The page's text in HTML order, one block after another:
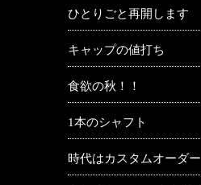
ひとりごと再開します
キャップの値打ち
食欲の秋！！
1本のシャフト
時代はカスタムオーダー